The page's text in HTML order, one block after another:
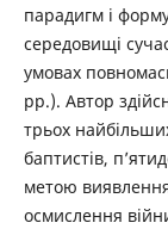
парадигм і
середовищі
умовах
рр.). Автор
трьох
баптистів,
метою виявлення
осмислення